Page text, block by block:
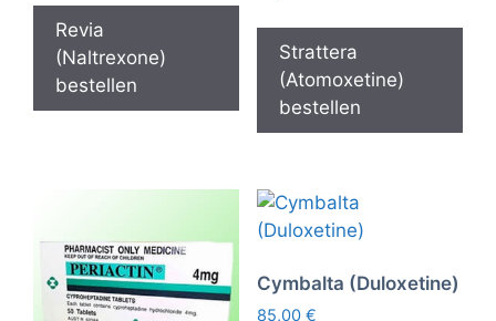
Revia
(Naltrexone)
bestellen
Strattera
(Atomoxetine)
bestellen
Cymbalta (Duloxetine)
85,00 €